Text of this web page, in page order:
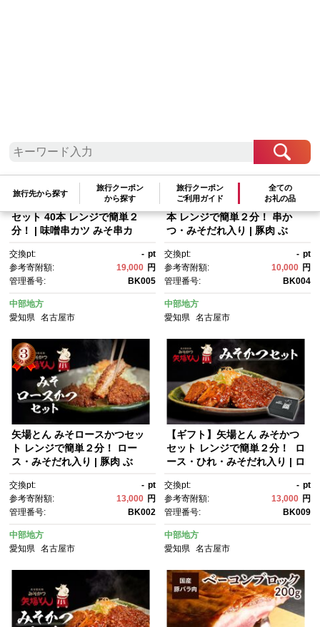
旅行先から探す
旅行クーポン
から探す
旅行クーポン
ご利用ガイド
全ての
お礼の品
矢場とん よくばりみそ串かつ
セット 40本 レンジで簡単２
分！ | 味噌串カツ みそ串カ
ごやめし 簡単 時短 レンジ調
理 レンチン 冷凍食品 ご当地グ
ルメ 人気 おすすめ 送料無料
交換pt: - pt
参考寄附額:
19,000 円
管理番号:
BK005
中部地方
愛知県
名古屋市
矢場とん みそ串かつセット 20
本 レンジで簡単２分！ 串か
つ・みそだれ入り | 豚肉 ぶ
食 惣菜 名店 なごやめし 簡
単 時短 レンジ調理 レンチン 冷
凍食品 ご当地グルメ 人気 おす
すめ 送料無料
交換pt: - pt
参考寄附額:
10,000 円
管理番号:
BK004
中部地方
愛知県 名古屋市
矢場とん みそロースかつセッ
ト レンジで簡単２分！ ロー
ス・みそだれ入り | 豚肉 ぶ
れ 味噌カツ 和食 惣菜 名店 な
ごやめし 簡単 時短 レンジ調
理 レンチン 冷凍食品 ご当地グ
ルメ 人気 おすすめ 送料無料
交換pt: - pt
参考寄附額:
13,000 円
管理番号:
BK002
中部地方
愛知県
名古屋市
【ギフト】矢場とん みそかつ
セット レンジで簡単２分！ ロ
ース・ひれ・みそだれ入り | ロ
んかつ 味噌カツ 豚肉 加工食
品 惣菜 ご当地グルメ 名古屋め
し 送料無料 老舗 名店 レンジ
調理 簡単調理 人気 おすすめ
交換pt: - pt
参考寄附額:
13,000 円
管理番号:
BK009
中部地方
愛知県 名古屋市